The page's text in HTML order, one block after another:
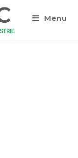
Menu